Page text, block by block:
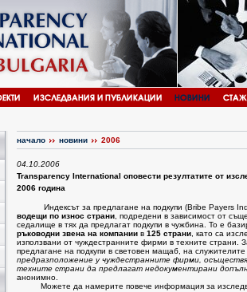
начало новини 2006
04.10.2006
Transparency International оповести резултатите от
2006 година
Индексът за предлагане на подкупи (Bribe Payers
водещи по износ страни, подредени в зависимост от
седалище в тях да предлагат подкупи в чужбина. То е
ръководни звена на компании в 125 страни, като са
използвани от чуждестранните фирми в техните страни.
предлагане на подкупи в световен мащаб, на
предразположение у чуждестранните фирми,
техните страни да предлагат недокументирани
анонимно.
Можете да намерите повече информация за